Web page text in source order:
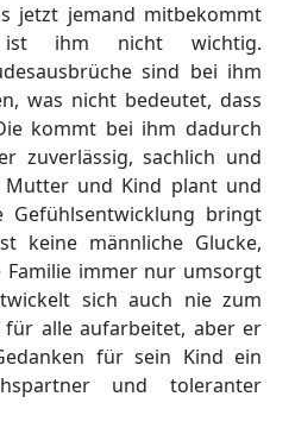
jetzt jemand mitbekommt
ihm nicht wichtig.
sind bei ihm
was nicht bedeutet, dass
kommt bei ihm dadurch
zuverlässig, sachlich und
und Kind plant und
bringt
keine männliche Glucke,
Familie immer nur umsorgt
sich auch nie zum
für alle aufarbeitet, aber er
für sein Kind ein
und toleranter